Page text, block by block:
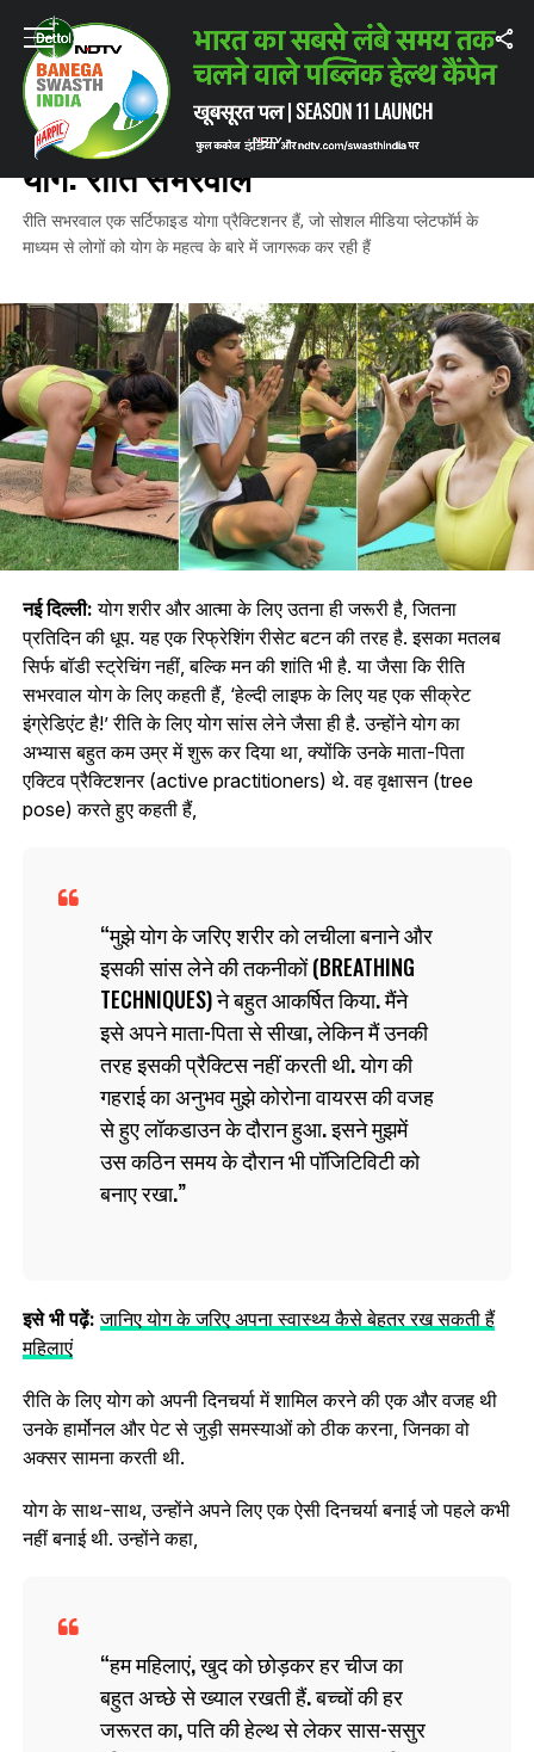
Home / ताज़ातरीन ख़बरें हेल्दी लाइफ के लिए सीक्रेट इंग्रेडिएंट है योग: रीति सभरवाल
ताज़ातरीन ख़बरें
हेल्दी लाइफ के लिए सीक्रेट इंग्रेडिएंट है
योग: रीति सभरवाल
रीति सभरवाल एक सर्टिफाइड योगा प्रैक्टिशनर हैं, जो सोशल मीडिया प्लेटफॉर्म के
माध्यम से लोगों को योग के महत्व के बारे में जागरूक कर रही हैं
नई दिल्ली: योग शरीर और आत्मा के लिए उतना ही जरूरी है, जितना
प्रतिदिन की धूप. यह एक रिफ्रेशिंग रीसेट बटन की तरह है. इसका मतलब
सिर्फ बॉडी स्ट्रेचिंग नहीं, बल्कि मन की शांति भी है. या जैसा कि रीति
सभरवाल योग के लिए कहती हैं, ‘हेल्दी लाइफ के लिए यह एक सीक्रेट
इंग्रेडिएंट है!’ रीति के लिए योग सांस लेने जैसा ही है. उन्होंने योग का
अभ्यास बहुत कम उम्र में शुरू कर दिया था, क्योंकि उनके माता-पिता
एक्टिव प्रैक्टिशनर (active practitioners) थे. वह वृक्षासन (tree
pose) करते हुए कहती हैं,
मुझे योग के जरिए शरीर को लचीला बनाने और
इसकी सांस लेने की तकनीकों (BREATHING
TECHNIQUES) ने बहुत आकर्षित किया. मैंने
इसे अपने माता-पिता से सीखा, लेकिन मैं उनकी
तरह इसकी प्रैक्टिस नहीं करती थी. योग की
गहराई का अनुभव मुझे कोरोना वायरस की वजह
से हुए लॉकडाउन के दौरान हुआ. इसने मुझमें
उस कठिन समय के दौरान भी पॉजिटिविटी को
बनाए रखा.
इसे भी पढ़ें:जानिए योग के जरिए अपना स्वास्थ्य कैसे बेहतर रख सकती हैं
महिलाएं
रीति के लिए योग को अपनी दिनचर्या में शामिल करने की एक और वजह थी
उनके हार्मोनल और पेट से जुड़ी समस्याओं को ठीक करना, जिनका वो
अक्सर सामना करती थी.
योग के साथ-साथ, उन्होंने अपने लिए एक ऐसी दिनचर्या बनाई जो पहले कभी
नहीं बनाई थी. उन्होंने कहा,
हम महिलाएं, खुद को छोड़कर हर चीज का
बहुत अच्छे से ख्याल रखती हैं. बच्चों की हर
जरूरत का, पति की हेल्थ से लेकर सास-ससुर